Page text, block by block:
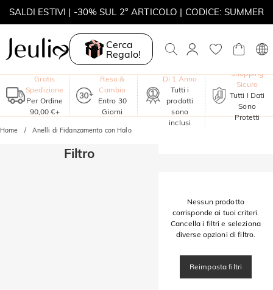
SALDI ESTIVI | -30% SUL 2° ARTICOLO | CODICE: SUMMER
MOVE MY WAY | ACQUISTA 3, COLLANA IN REGALO
Cerca
Regalo!
Gratis
Spedizione
Per Ordine
90,00 €+
Reso &
Cambio
Entro 30
Giorni
Di 1 Anno
Tutti i
prodotti
sono
inclusi
Shopping
Sicuro
Tutti I Dati
Sono
Protetti
Home Anelli di Fidanzamento con Halo
Filtro
Nessun prodotto
corrisponde ai tuoi criteri.
Cancella i filtri e seleziona
diverse opzioni di filtro.
Reimposta filtri